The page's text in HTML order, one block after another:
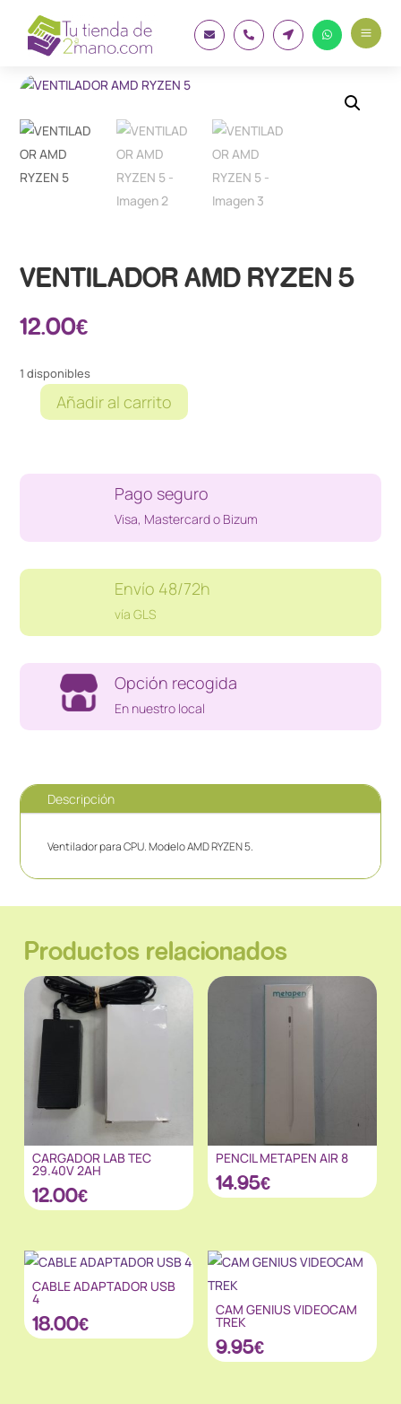
    a
VENTILADOR AMD RYZEN 5
12.00€
1 disponibles
VENTILADOR
5
Añadir al carrito
Pago seguro
Visa, Mastercard o Bizum
Envío 48/72h
vía GLS
Opción recogida
En nuestro local
Descripción
Ventilador para CPU. Modelo AMD RYZEN 5.
Productos relacionados
CARGADOR LAB TEC
29.40V 2AH
12.00€
PENCIL METAPEN AIR 8
14.95€
CABLE ADAPTADOR USB
4
18.00€
CAM GENIUS VIDEOCAM
TREK
9.95€